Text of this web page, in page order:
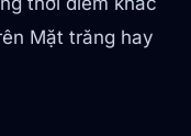
Mặt trăng hay